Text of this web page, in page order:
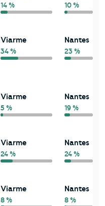
14 % 10 %
Viarme
34 %
Nantes
23 %
Viarme
5 %
Nantes
19 %
Viarme
24 %
Nantes
24 %
Viarme
8 %
Nantes
8 %